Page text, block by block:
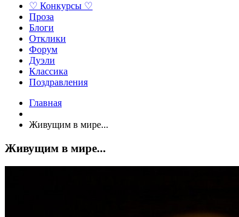
♡ Конкурсы ♡
Проза
Блоги
Отклики
Форум
Дуэли
Классика
Поздравления
Главная
Живущим в мире...
Живущим в мире...